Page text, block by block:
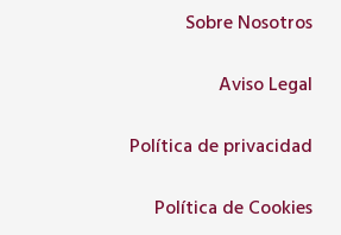
Sobre Nosotros
Aviso Legal
Política de privacidad
Política de Cookies